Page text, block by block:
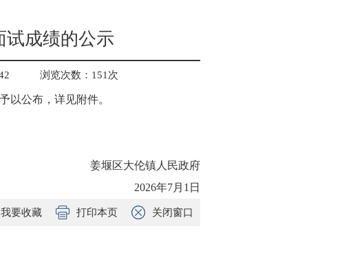
试成绩的公示
浏览次数： 151 次
以公布，详见附件。
姜堰区大伦镇人民政府
2026年7月1日
我要收藏 打印本页 关闭窗口